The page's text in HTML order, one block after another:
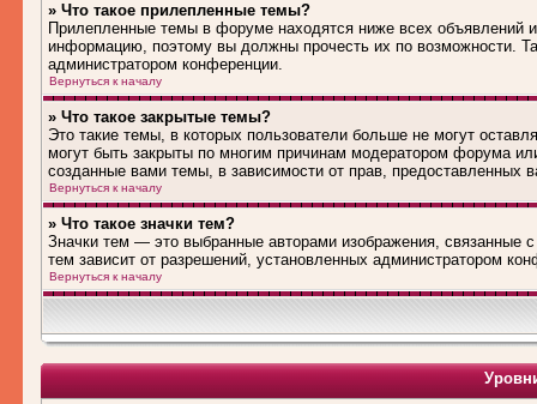
» Что такое прилепленные темы?
Прилепленные темы в форуме находятся ниже всех объявлений
информацию, поэтому вы должны прочесть их по возможности.
администратором конференции.
Вернуться к началу
» Что такое закрытые темы?
Это такие темы, в которых пользователи больше не могут
могут быть закрыты по многим причинам модератором форума
созданные вами темы, в зависимости от прав, предоставленных
Вернуться к началу
» Что такое значки тем?
Значки тем — это выбранные авторами изображения, связанные
тем зависит от разрешений, установленных администратором
Вернуться к началу